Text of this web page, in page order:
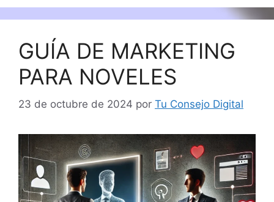
GUÍA DE MARKETING
PARA NOVELES
23 de octubre de 2024 por Tu Consejo Digital